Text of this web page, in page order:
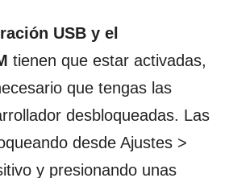
USB y el
tienen que estar activadas,
que tengas las
desbloqueadas. Las
desde Ajustes >
y presionando unas